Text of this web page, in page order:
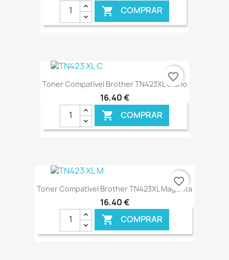
 COMPRAR
€ ONLINE
Toner Compatível Brother TN423XL Ciano
16,40 €
 COMPRAR
€ ONLINE
favorite_border
Toner Compatível Brother TN423XL Magenta
16,40 €
 COMPRAR
favorite_border